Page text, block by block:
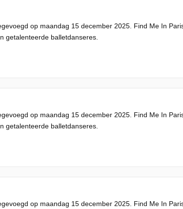
op maandag 15 december 2025. Find Me In
getalenteerde balletdanseres.
op maandag 15 december 2025. Find Me In
getalenteerde balletdanseres.
op maandag 15 december 2025. Find Me In